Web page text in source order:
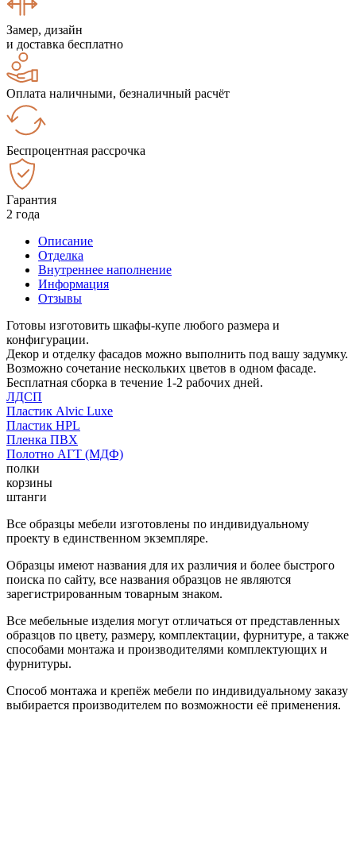
Замер, дизайн
и доставка бесплатно
Оплата наличными, безналичный расчёт
Беспроцентная рассрочка
Гарантия
2 года
Описание
Отделка
Внутреннее наполнение
Информация
Отзывы
Готовы изготовить шкафы-купе любого размера и
конфигурации.
Декор и отделку фасадов можно выполнить под вашу задумку.
Возможно сочетание нескольких цветов в одном фасаде.
Бесплатная сборка в течение 1-2 рабочих дней.
ЛДСП
Пластик Alvic Luxe
Пластик HPL
Пленка ПВХ
Полотно АГТ (МДФ)
полки
корзины
штанги
Все образцы мебели изготовлены по индивидуальному
проекту в единственном экземпляре.
Образцы имеют названия для их различия и более быстрого
поиска по сайту, все названия образцов не являются
зарегистрированным товарным знаком.
Все мебельные изделия могут отличаться от представленных
образцов по цвету, размеру, комплектации, фурнитуре, а также
способами монтажа и производителями комплектующих и
фурнитуры.
Способ монтажа и крепёж мебели по индивидуальному заказу
выбирается производителем по возможности её применения.